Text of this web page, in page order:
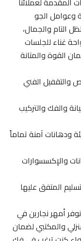
الجو
التام والجمال،
للجلسات
القوة والمتانة
الفني
والفك والتركيب
آمنة تماماً
المتفق عليها
أمهر نجارين في
والمكتبي لضمان